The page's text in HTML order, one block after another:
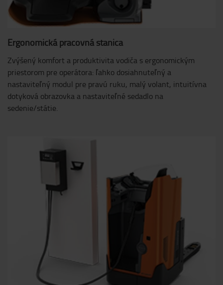
Ergonomická pracovná stanica
Zvýšený komfort a produktivita vodiča s ergonomickým
priestorom pre operátora: ľahko dosiahnuteľný a
nastaviteľný modul pre pravú ruku, malý volant, intuitívna
dotyková obrazovka a nastaviteľné sedadlo na
sedenie/státie.